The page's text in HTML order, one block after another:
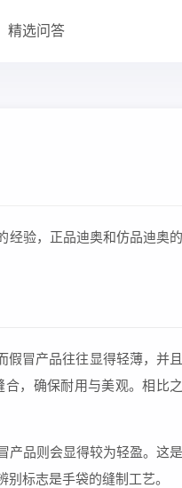
精选问答
经验，正品迪奥和仿品迪奥的
冒产品往往显得轻薄，并且
，确保耐用与美观。相比之
产品则会显得较为轻盈。这是
标志是手袋的缝制工艺。